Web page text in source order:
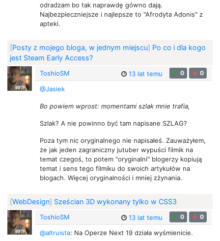
odradzam bo tak naprawdę gówno dają.
Najbezpieczniejsze i najlepsze to "Afrodyta Adonis" z
apteki.
[Posty z mojego bloga, w jednym miejscu] Po co i dla kogo
jest Steam Early Access?
ToshioSM 13 lat temu 0 0
@Jasiek
Bo powiem wprost: momentami szlak mnie trafia,
Szlak? A nie powinno być tam napisane SZLAG?
Poza tym nic oryginalnego nie napisałeś. Zauważyłem,
że jak jeden zagraniczny jutuber wypuści filmik na
temat czegoś, to potem "oryginalni" blogerzy kopiują
temat i sens tego filmiku do swoich artykułów na
blogach. Więcej oryginalności i mniej zżynania.
[WebDesign] Sześcian 3D wykonany tylko w CSS3
ToshioSM 13 lat temu 0 0
@altruista: Na Operze Next 19 działa wyśmienicie.